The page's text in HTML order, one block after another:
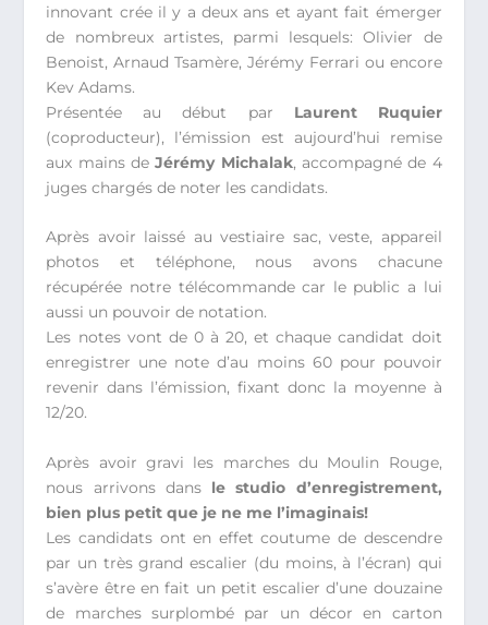
innovant crée il y a deux ans et ayant fait émerger
de nombreux artistes, parmi lesquels: Olivier de
Benoist, Arnaud Tsamère, Jérémy Ferrari ou encore
Kev Adams.
Présentée au début par Laurent Ruquier
(coproducteur), l’émission est aujourd’hui remise
aux mains de Jérémy Michalak, accompagné de 4
juges chargés de noter les candidats.
Après avoir laissé au vestiaire sac, veste, appareil
photos et téléphone, nous avons chacune
récupérée notre télécommande car le public a lui
aussi un pouvoir de notation.
Les notes vont de 0 à 20, et chaque candidat doit
enregistrer une note d’au moins 60 pour pouvoir
revenir dans l’émission, fixant donc la moyenne à
12/20.
Après avoir gravi les marches du Moulin Rouge,
nous arrivons dansle studio d’enregistrement,
bien plus petit que je ne me l’imaginais!
Les candidats ont en effet coutume de descendre
par un très grand escalier (du moins, à l’écran) qui
s’avère être en fait un petit escalier d’une douzaine
de marches surplombé par un décor en carton